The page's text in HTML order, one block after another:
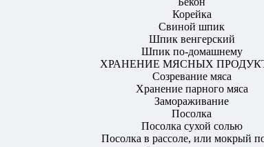
Корейка
Свиной шпик
Шпик венгерский
Шпик по-домашнему
ХРАНЕНИЕ МЯСНЫХ
Созревание мяса
Хранение парного мяса
Замораживание
Посолка
Посолка сухой солью
Посолка в рассоле, или мокрый